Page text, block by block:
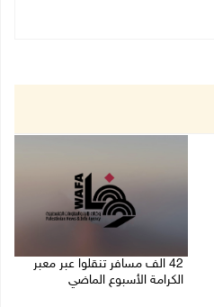
42 الف مسافر تنقلوا عبر معبر
الكرامة الأسبوع الماضي